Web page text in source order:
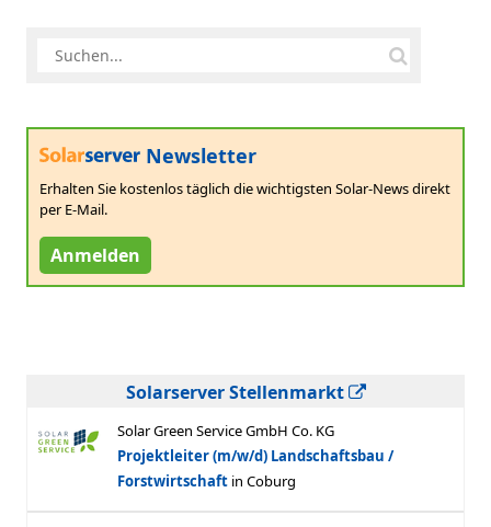
Newsletter
Erhalten Sie kostenlos täglich die wichtigsten Solar-News direkt
per E-Mail.
Anmelden
Solarserver Stellenmarkt